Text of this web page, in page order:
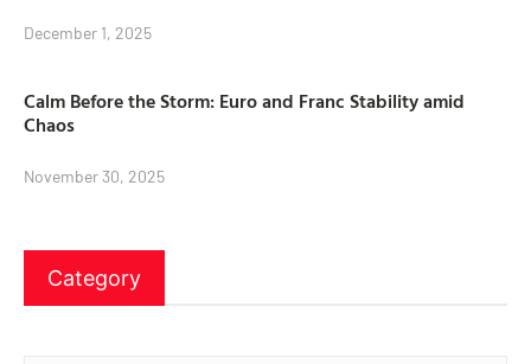
December 1, 2025
Calm Before the Storm: Euro and Franc Stability amid
Chaos
November 30, 2025
Category